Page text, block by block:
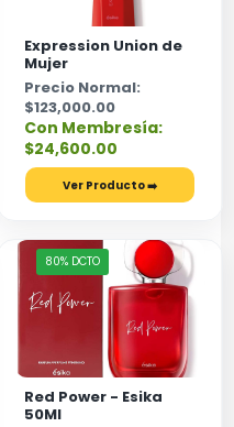
Expression Union de
Mujer
Precio Normal:
$123,000.00
Con Membresía:
$24,600.00
Ver Producto ➡️
80% DCTO
Red Power - Esika
50Ml